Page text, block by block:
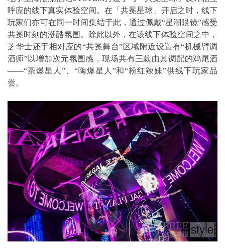
呼应的线下真实体验空间。在「共冕星球」开启之时，线下
玩家们亦可在同一时间集结于此，通过佩戴“星潮眼镜”感受
共冕时刻的潮酷氛围。除此以外，在该线下体验空间之中，
芝华士还于相对应的“共冕舞台”区域附近设置有“机械臂调
酒师”以增加次元氛围感，现场共有三款由其调配的鸡尾酒
——“茶爆星人”、“嗨爆星人”和“粉红辣妹”供线下玩家品
尝。